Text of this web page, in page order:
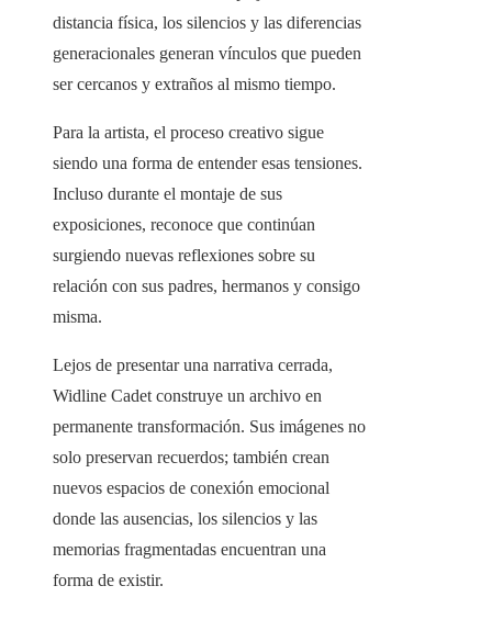
distancia física, los silencios y las diferencias
generacionales generan vínculos que pueden
ser cercanos y extraños al mismo tiempo.
Para la artista, el proceso creativo sigue
siendo una forma de entender esas tensiones.
Incluso durante el montaje de sus
exposiciones, reconoce que continúan
surgiendo nuevas reflexiones sobre su
relación con sus padres, hermanos y consigo
misma.
Lejos de presentar una narrativa cerrada,
Widline Cadet construye un archivo en
permanente transformación. Sus imágenes no
solo preservan recuerdos; también crean
nuevos espacios de conexión emocional
donde las ausencias, los silencios y las
memorias fragmentadas encuentran una
forma de existir.